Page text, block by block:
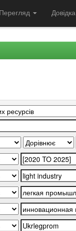
Перегляд Довідка